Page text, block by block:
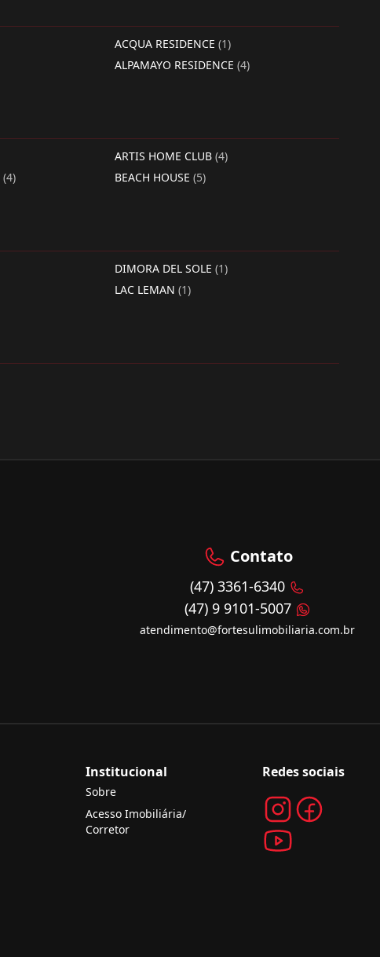
ACQUA RESIDENCE (1)
ALPAMAYO RESIDENCE (4)
ARTIS HOME CLUB (4)
(4) BEACH HOUSE (5)
DIMORA DEL SOLE (1)
LAC LEMAN (1)
Contato
(47) 3361-6340
(47) 9 9101-5007
atendimento@fortesulimobiliaria.com.br
Institucional
Sobre
Acesso Imobiliária/
Corretor
Redes sociais